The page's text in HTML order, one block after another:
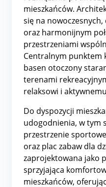
mieszkańców.
się na
oraz harmonijnym
przestrzeniami
Centralnym punktem
basen otoczony
terenami
relaksowi i
Do dyspozycji
udogodnienia, w tym
przestrzenie
oraz plac zabaw dla
zaprojektowana jako
sprzyjająca
mieszkańców,